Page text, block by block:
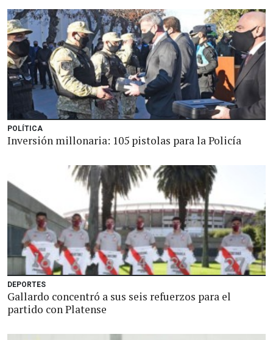
POLÍTICA
Inversión millonaria: 105 pistolas para la Policía
DEPORTES
Gallardo concentró a sus seis refuerzos para el
partido con Platense